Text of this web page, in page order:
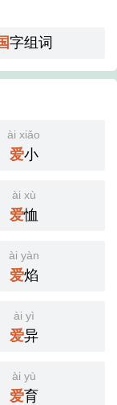
字组词
ài xiǎo
爱小
ài xù
爱恤
ài yàn
爱焰
ài yì
爱异
ài yù
爱育